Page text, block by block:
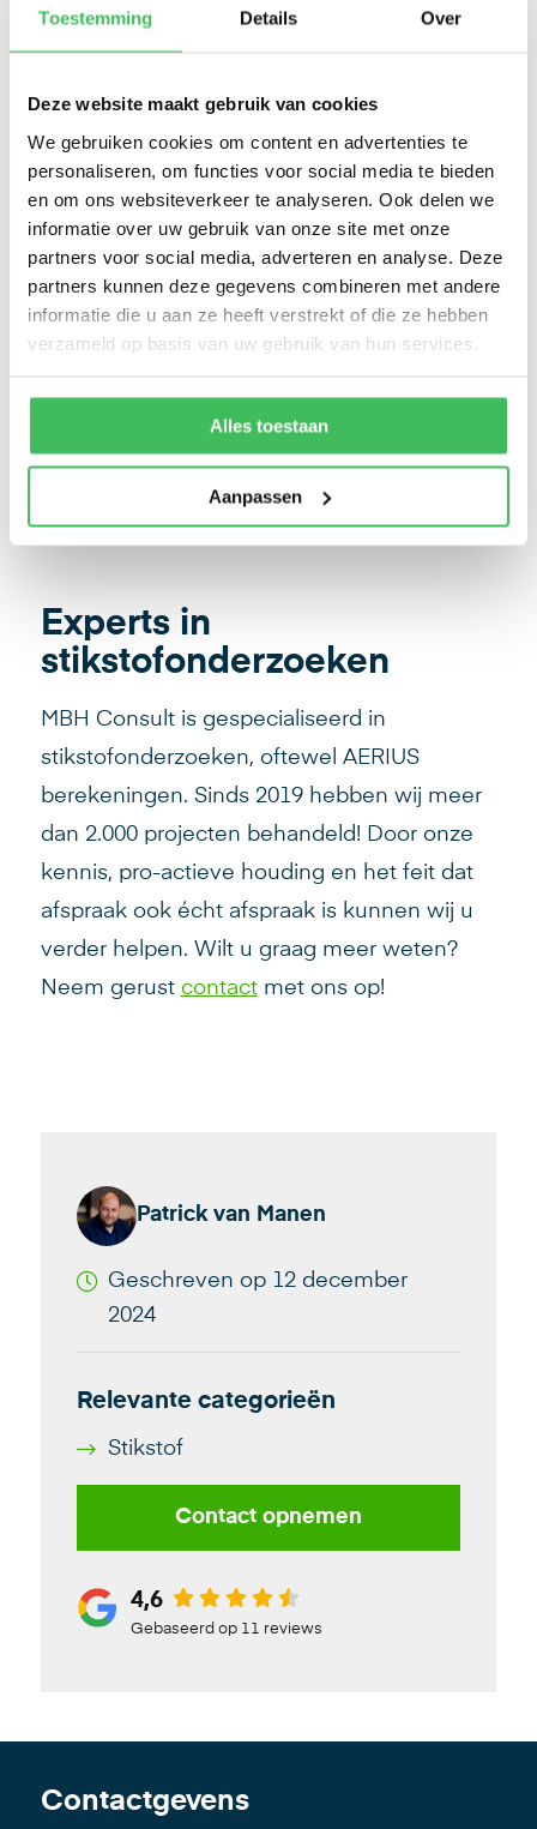
Toestemming Details Over
Deze website maakt gebruik van cookies
We gebruiken cookies om content en advertenties te
personaliseren, om functies voor social media te bieden
en om ons websiteverkeer te analyseren. Ook delen we
informatie over uw gebruik van onze site met onze
partners voor social media, adverteren en analyse. Deze
partners kunnen deze gegevens combineren met andere
informatie die u aan ze heeft verstrekt of die ze hebben
verzameld op basis van uw gebruik van hun services.
Alles toestaan
Aanpassen
behoorlijk hogere emissie op de locatie met
zich mee brengt dan in voorgaande versies
van de AERIUS Calculator. Dit soms zelfs
met gevolg dat de haalbaarheid van
projecten en plannen een grotere opgave
wordt.
start toegepast moet worden is door
de Handreiking Koude Startopgesteld. In
een later kennisartikel zullen wij dieper
ingaan op de koude start.
Experts in
stikstofonderzoeken
MBH Consult is gespecialiseerd in
stikstofonderzoeken, oftewel AERIUS
berekeningen. Sinds 2019 hebben wij meer
dan 2.000 projecten behandeld! Door onze
kennis, pro-actieve houding en het feit dat
afspraak ook écht afspraak is kunnen wij u
verder helpen. Wilt u graag meer weten?
Neem gerust contactmet ons op!
Patrick van Manen
Geschreven op 12 december
2024
Relevante categorieën
Stikstof
Contact opnemen
4,6
Gebaseerd op 11 reviews
Contactgevens